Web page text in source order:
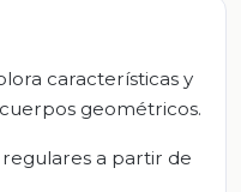
características y
geométricos.
a partir de